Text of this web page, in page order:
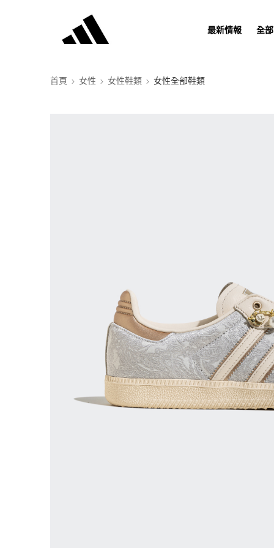
最新情報 全
首頁 女性 女性鞋類 女性全部鞋類